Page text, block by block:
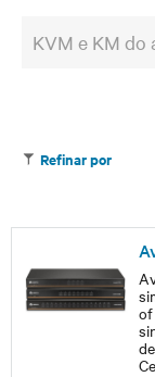
KVM e KM do
Refinar por
of